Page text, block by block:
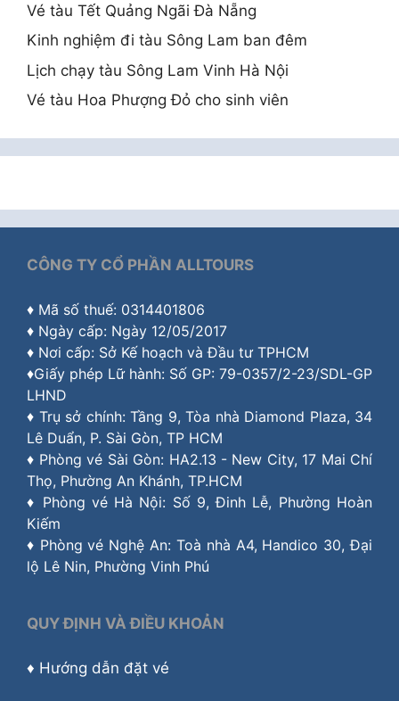
Vé tàu Tết Quảng Ngãi Đà Nẵng
Kinh nghiệm đi tàu Sông Lam ban đêm
Lịch chạy tàu Sông Lam Vinh Hà Nội
Vé tàu Hoa Phượng Đỏ cho sinh viên
CÔNG TY CỔ PHẦN ALLTOURS
♦ Mã số thuế: 0314401806
♦ Ngày cấp: Ngày 12/05/2017
♦ Nơi cấp: Sở Kế hoạch và Đầu tư TPHCM
♦Giấy phép Lữ hành: Số GP: 79-0357/2-23/SDL-GP
LHND
♦ Trụ sở chính: Tầng 9, Tòa nhà Diamond Plaza, 34
Lê Duẩn, P. Sài Gòn, TP HCM
♦ Phòng vé Sài Gòn: HA2.13 - New City, 17 Mai Chí
Thọ, Phường An Khánh, TP.HCM
♦ Phòng vé Hà Nội: Số 9, Đinh Lễ, Phường Hoàn
Kiếm
♦ Phòng vé Nghệ An: Toà nhà A4, Handico 30, Đại
lộ Lê Nin, Phường Vinh Phú
QUY ĐỊNH VÀ ĐIỀU KHOẢN
♦ Hướng dẫn đặt vé